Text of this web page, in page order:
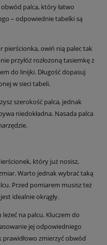
palca, który łatwo
– odpowiednie tabelki są
pierścionka, owiń nią palec tak
przyłóż rozłożoną tasiemkę z
do linijki. Długość dopasuj
w sieci tabeli.
szerokość palca, jednak
niedokładna. Nasada palca
który już nosisz,
Warto jednak wybrać taką
Przed pomiarem musisz też
idealnie okrągły.
na palcu. Kluczem do
jej odpowiedniego
prawidłowo zmierzyć obwód